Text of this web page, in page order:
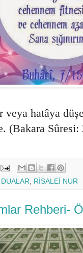
hatâya
(Bakara
DUALAR, RİSALEİ NUR
Rehberi-